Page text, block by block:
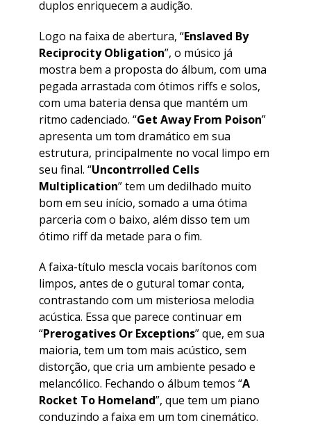
duplos enriquecem a audição.
Logo na faixa de abertura, “Enslaved By
Reciprocity Obligation”, o músico já
mostra bem a proposta do álbum, com uma
pegada arrastada com ótimos riffs e solos,
com uma bateria densa que mantém um
ritmo cadenciado. “Get Away From Poison”
apresenta um tom dramático em sua
estrutura, principalmente no vocal limpo em
seu final. “Uncontrrolled Cells
Multiplication” tem um dedilhado muito
bom em seu início, somado a uma ótima
parceria com o baixo, além disso tem um
ótimo riff da metade para o fim.
A faixa-título mescla vocais barítonos com
limpos, antes de o gutural tomar conta,
contrastando com um misteriosa melodia
acústica. Essa que parece continuar em
“Prerogatives Or Exceptions” que, em sua
maioria, tem um tom mais acústico, sem
distorção, que cria um ambiente pesado e
melancólico. Fechando o álbum temos “A
Rocket To Homeland”, que tem um piano
conduzindo a faixa em um tom cinemático.